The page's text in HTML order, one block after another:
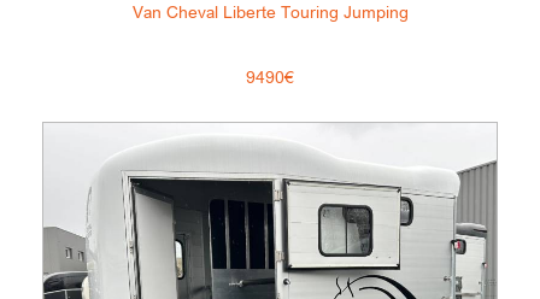
Van Cheval Liberte Touring Jumping
9490€